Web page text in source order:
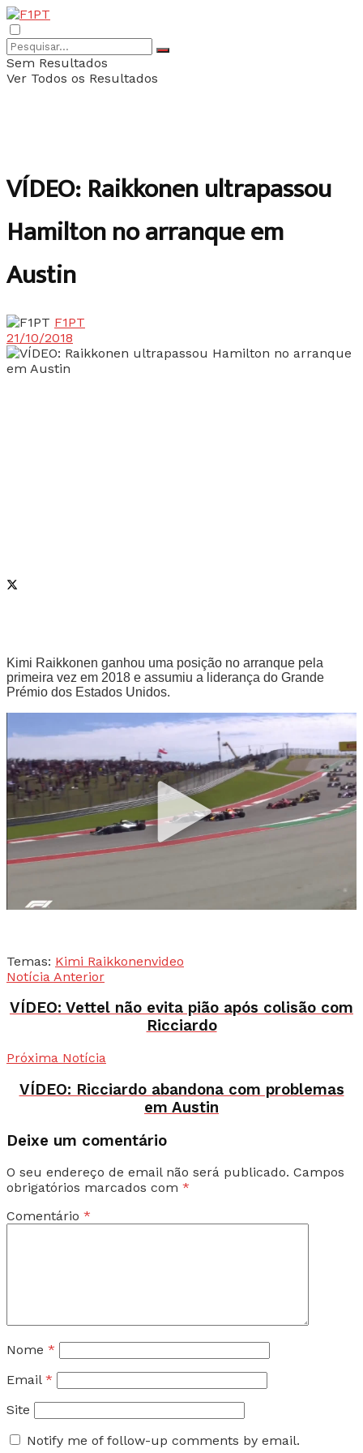
Sem Resultados
Ver Todos os Resultados
VÍDEO: Raikkonen ultrapassou
Hamilton no arranque em
Austin
F1PT
21/10/2018
Kimi Raikkonen ganhou uma posição no arranque pela
primeira vez em 2018 e assumiu a liderança do Grande
Prémio dos Estados Unidos.
Temas: Kimi Raikkonenvideo
Notícia Anterior
VÍDEO: Vettel não evita pião após colisão com
Ricciardo
Próxima Notícia
VÍDEO: Ricciardo abandona com problemas
em Austin
Deixe um comentário
O seu endereço de email não será publicado. Campos
obrigatórios marcados com *
Comentário *
Nome *
Email *
Site
Notify me of follow-up comments by email.